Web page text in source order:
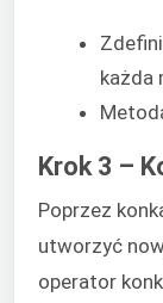
każda
Krok 3 –
Poprzez
utworzyć
operator